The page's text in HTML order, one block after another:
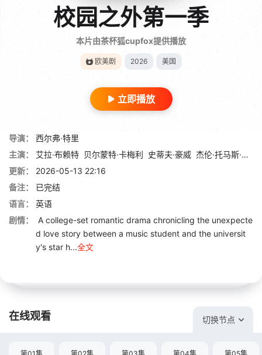
校园之外第一季
本片由茶杯狐cupfox提供播放
欧美剧 2026 美国
立即播放
导演：
西尔弗·特里
主演：
艾拉·布赖特 贝尔蒙特·卡梅利 史蒂夫·豪威 杰伦·托马斯·布鲁克斯
更新：
2026-05-13 22:16
备注：
已完结
语言：
英语
剧情：
A college-set romantic drama chronicling the unexpecte
d love story between a music student and the universit
y's star h...全文
在线观看 切换节点
第01集 第02集 第03集 第04集 第05集